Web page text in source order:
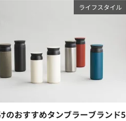
ライフスタイル
のおすすめタンブラーブランド5